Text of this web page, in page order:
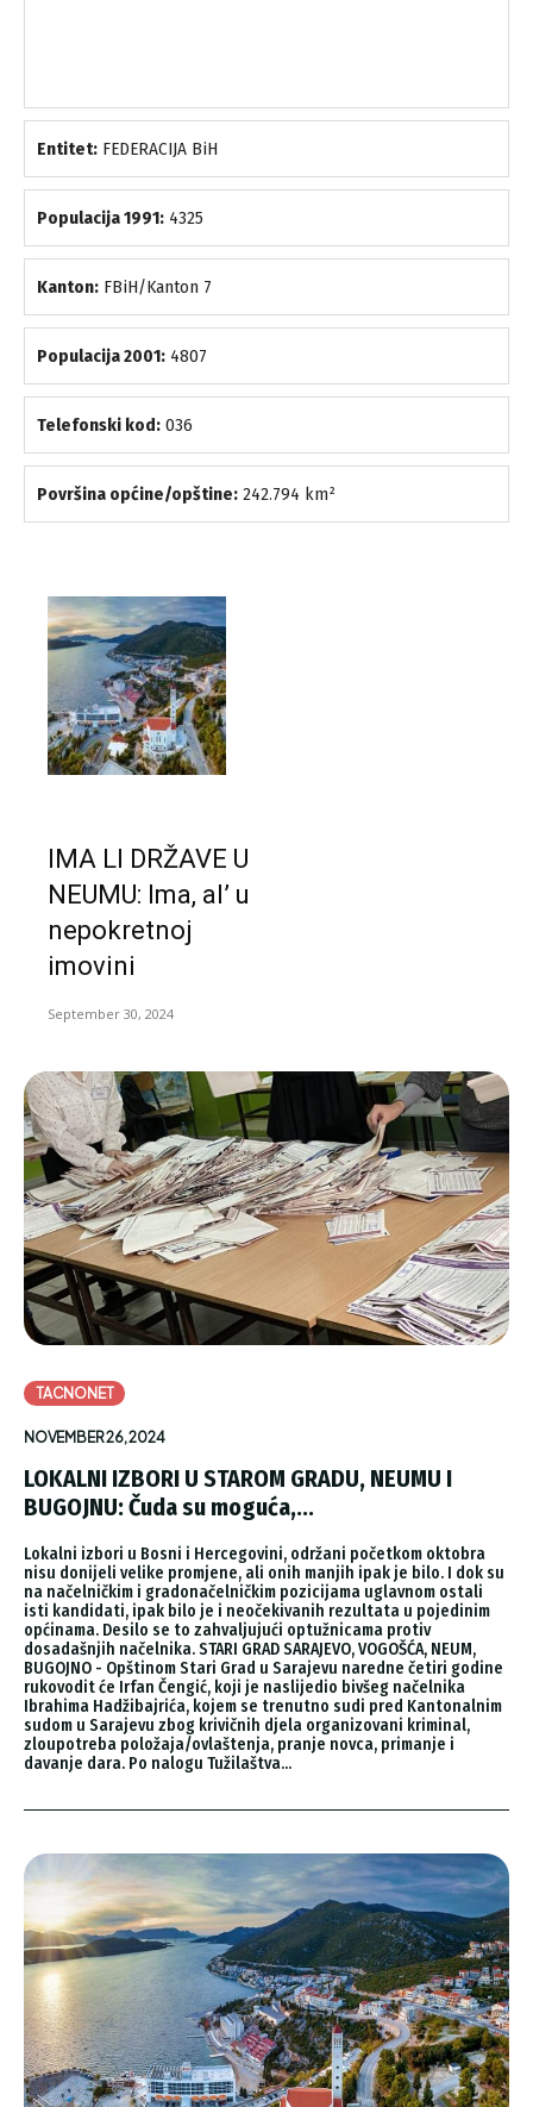
Entitet: FEDERACIJA BiH
Populacija 1991: 4325
Kanton: FBiH/Kanton 7
Populacija 2001: 4807
Telefonski kod: 036
Površina općine/opštine: 242.794 km²
IMA LI DRŽAVE U
NEUMU: Ima, al’ u
nepokretnoj
imovini
September 30, 2024
TACNONET
NOVEMBER 26, 2024
LOKALNI IZBORI U STAROM GRADU, NEUMU I
BUGOJNU: Čuda su moguća,...
Lokalni izbori u Bosni i Hercegovini, održani početkom oktobra
nisu donijeli velike promjene, ali onih manjih ipak je bilo. I dok su
na načelničkim i gradonačelničkim pozicijama uglavnom ostali
isti kandidati, ipak bilo je i neočekivanih rezultata u pojedinim
općinama. Desilo se to zahvaljujući optužnicama protiv
dosadašnjih načelnika. STARI GRAD SARAJEVO, VOGOŠĆA, NEUM,
BUGOJNO - Opštinom Stari Grad u Sarajevu naredne četiri godine
rukovodit će Irfan Čengić, koji je naslijedio bivšeg načelnika
Ibrahima Hadžibajrića, kojem se trenutno sudi pred Kantonalnim
sudom u Sarajevu zbog krivičnih djela organizovani kriminal,
zloupotreba položaja/ovlaštenja, pranje novca, primanje i
davanje dara. Po nalogu Tužilaštva...